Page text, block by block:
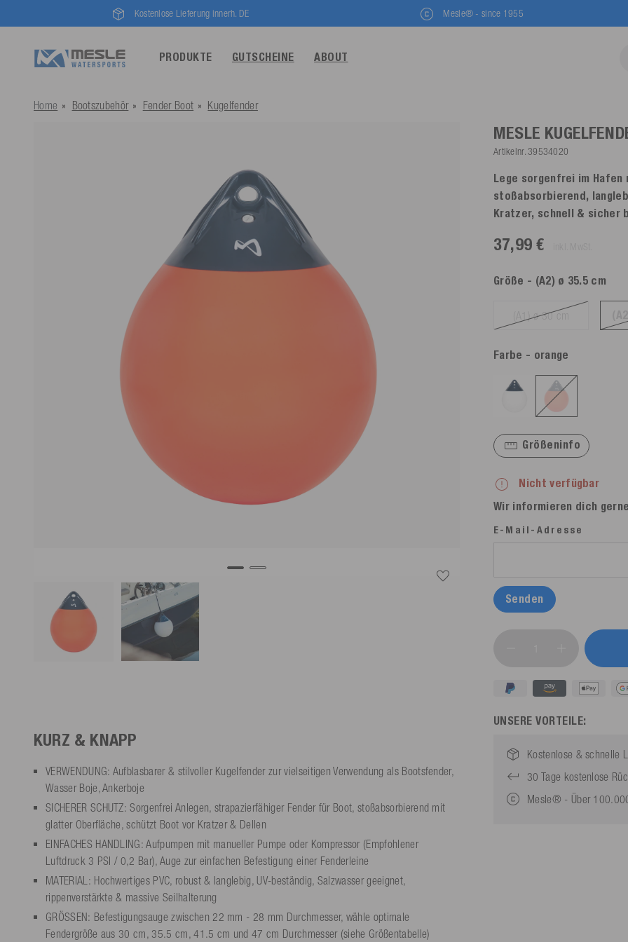
Kostenlose Lieferung innerh. DE Mesle® - since 1955
PRODUKTE GUTSCHEINE ABOUT
Home Bootszubehör Fender Boot Kugelfender
MESLE
Artikelnr. 39534020
Lege sorgenfrei im
stoßabsorbierend,
Kratzer, schnell & sicher
37,99 €
Größe - (A2) ø 35.5 cm
(A1) ø 30 cm
Farbe - orange
Größeninfo
Nicht verfügbar
Wir informieren dich
E-Mail-Adresse
Senden
UNSERE VORTEILE:
Kostenlose & schnelle
30 Tage kostenlose
Mesle® - Über
KURZ & KNAPP
VERWENDUNG: Aufblasbarer & stilvoller Kugelfender zur vielseitigen Verwendung als Bootsfender,
Wasser Boje, Ankerboje
SICHERER SCHUTZ: Sorgenfrei Anlegen, strapazierfähiger Fender für Boot, stoßabsorbierend mit
glatter Oberfläche, schützt Boot vor Kratzer & Dellen
EINFACHES HANDLING: Aufpumpen mit manueller Pumpe oder Kompressor (Empfohlener
Luftdruck 3 PSI / 0,2 Bar), Auge zur einfachen Befestigung einer Fenderleine
MATERIAL: Hochwertiges PVC, robust & langlebig, UV-beständig, Salzwasser geeignet,
rippenverstärkte & massive Seilhalterung
GRÖSSEN: Befestigungsauge zwischen 22 mm - 28 mm Durchmesser, wähle optimale
Fendergröße aus 30 cm, 35.5 cm, 41.5 cm und 47 cm Durchmesser (siehe Größentabelle)